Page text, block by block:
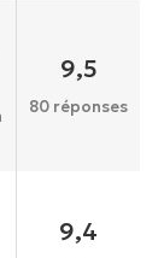
9,5
80 réponses
9,4